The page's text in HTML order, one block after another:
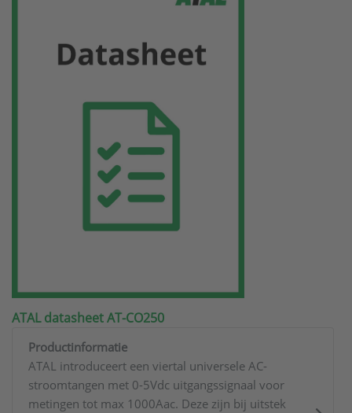
ATAL datasheet AT-CO250
Productinformatie
ATAL introduceert een viertal universele AC-
stroomtangen met 0-5Vdc uitgangssignaal voor
metingen tot max 1000Aac. Deze zijn bij uitstek